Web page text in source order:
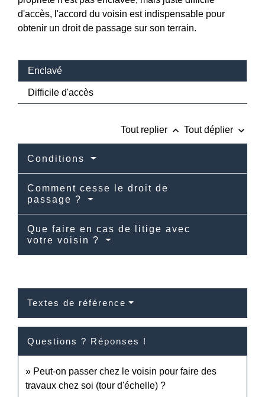
d'accès, l'accord du voisin est indispensable pour
obtenir un droit de passage sur son terrain.
Enclavé
Difficile d'accès
Tout replier keyboard_arrow_up Tout déplier keyboard_arrow_down
Conditions
Comment cesse le droit de
passage ?
Que faire en cas de litige avec
votre voisin ?
Textes de référence
Questions ? Réponses !
Peut-on passer chez le voisin pour faire des
travaux chez soi (tour d'échelle) ?